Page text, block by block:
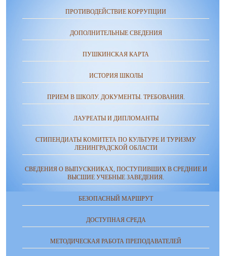
ПРОТИВОДЕЙСТВИЕ КОРРУПЦИИ
ДОПОЛНИТЕЛЬНЫЕ СВЕДЕНИЯ
ПУШКИНСКАЯ КАРТА
ИСТОРИЯ ШКОЛЫ
ПРИЕМ В ШКОЛУ. ДОКУМЕНТЫ. ТРЕБОВАНИЯ.
ЛАУРЕАТЫ И ДИПЛОМАНТЫ
СТИПЕНДИАТЫ КОМИТЕТА ПО КУЛЬТУРЕ И ТУРИЗМУ
ЛЕНИНГРАДСКОЙ ОБЛАСТИ
СВЕДЕНИЯ О ВЫПУСКНИКАХ, ПОСТУПИВШИХ В СРЕДНИЕ И
ВЫСШИЕ УЧЕБНЫЕ ЗАВЕДЕНИЯ.
БЕЗОПАСНЫЙ МАРШРУТ
ДОСТУПНАЯ СРЕДА
МЕТОДИЧЕСКАЯ РАБОТА ПРЕПОДАВАТЕЛЕЙ